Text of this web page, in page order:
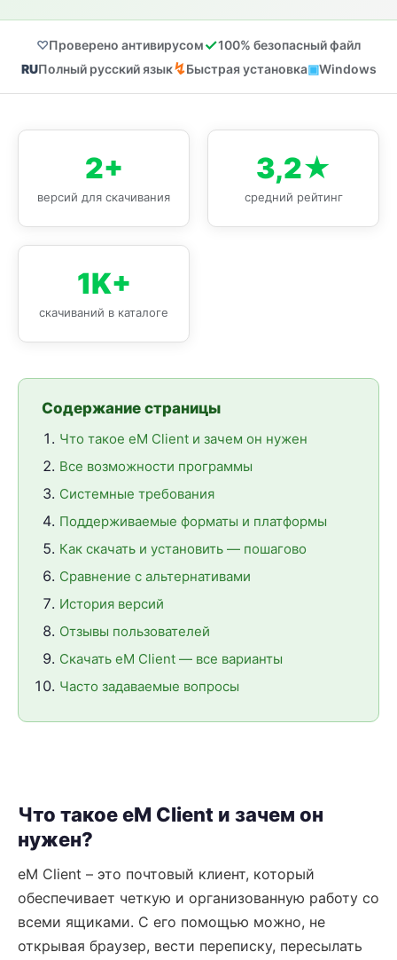
Проверено антивирусом
100% безопасный файл
Полный русский язык
Быстрая установка Windows
2+
версий для скачивания
3,2★
средний рейтинг
1K+
скачиваний в каталоге
Содержание страницы
Что такое eM Client и зачем он нужен
Все возможности программы
Системные требования
Поддерживаемые форматы и платформы
Как скачать и установить — пошагово
Сравнение с альтернативами
История версий
Отзывы пользователей
Скачать eM Client — все варианты
Часто задаваемые вопросы
Что такое eM Client и зачем он
нужен?
eM Client – это почтовый клиент, который
обеспечивает четкую и организованную работу со
всеми ящиками. С его помощью можно, не
открывая браузер, вести переписку, пересылать